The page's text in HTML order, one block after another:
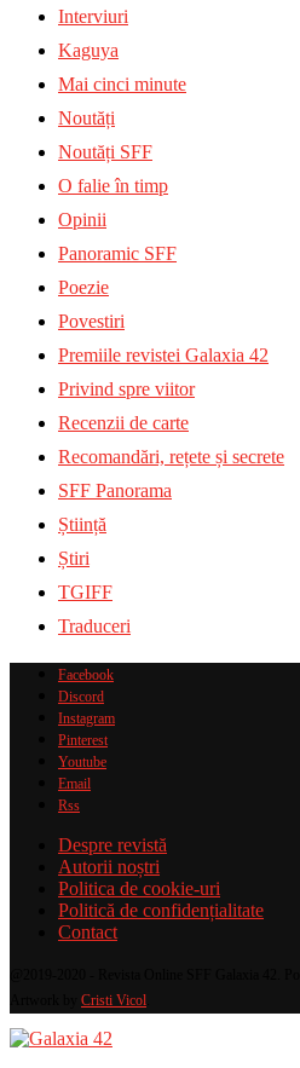
Interviuri
Kaguya
Mai cinci minute
Noutăți
Noutăți SFF
O falie în timp
Opinii
Panoramic SFF
Poezie
Povestiri
Premiile revistei Galaxia 42
Privind spre viitor
Recenzii de carte
Recomandări, rețete și secrete
SFF Panorama
Știință
Știri
TGIFF
Traduceri
Facebook
Discord
Instagram
Pinterest
Youtube
Email
Rss
Despre revistă
Autorii noștri
Politica de cookie-uri
Politică de confidențialitate
Contact
Cristi Vicol